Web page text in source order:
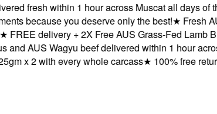
fresh within 1 hour across Muscat all days of the
because you deserve only the best!★Fresh AUS
delivery + 2X Free AUS Grass-Fed Lamb
AUS Wagyu beef delivered within 1 hour across
x 2 with every whole carcass★100% free returns